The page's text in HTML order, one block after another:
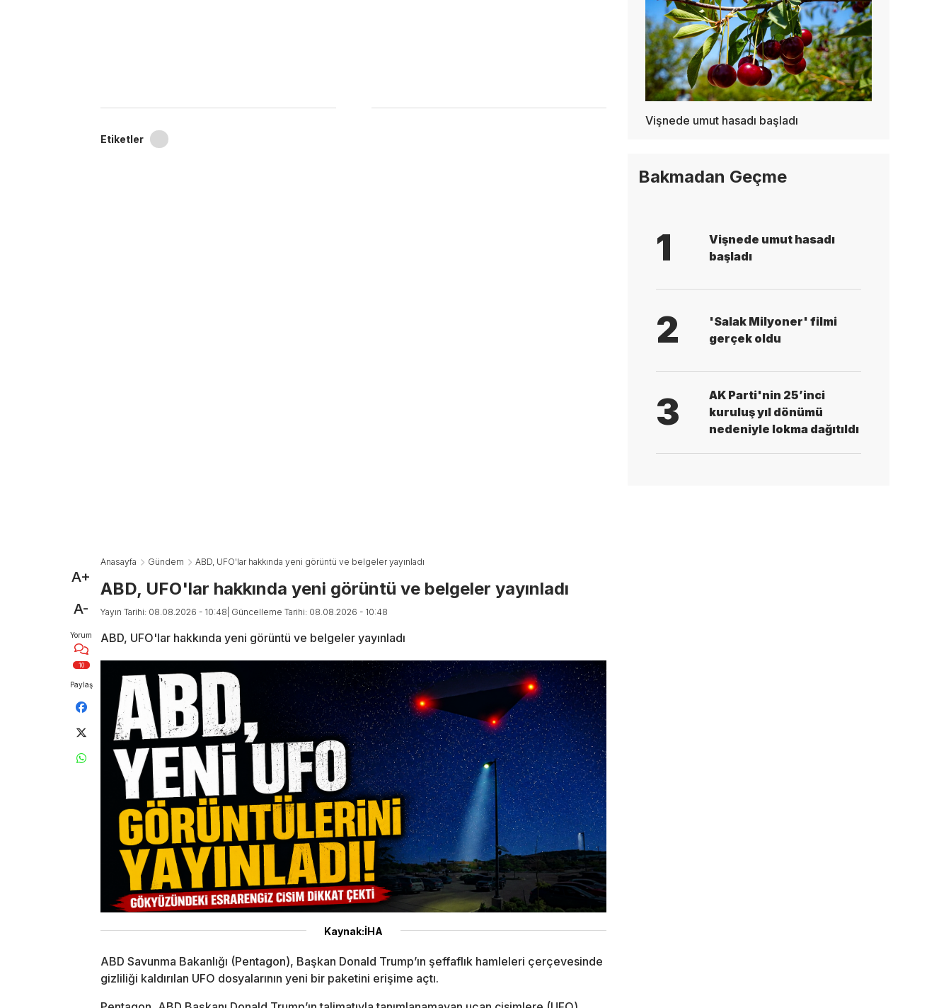
Etiketler
A+
A-
Yorum
10
Paylaş
Anasayfa Gündem ABD, UFO'lar hakkında yeni görüntü ve belgeler yayınladı
ABD, UFO'lar hakkında yeni görüntü ve belgeler yayınladı
Yayın Tarihi: 08.08.2026 - 10:48 | Güncelleme Tarihi: 08.08.2026 - 10:48
ABD, UFO'lar hakkında yeni görüntü ve belgeler yayınladı
Kaynak:İHA
ABD Savunma Bakanlığı (Pentagon), Başkan Donald Trump’ın şeffaflık hamleleri çerçevesinde
gizliliği kaldırılan UFO dosyalarının yeni bir paketini erişime açtı.
Vişnede umut hasadı başladı
Bakmadan Geçme
1
Vişnede umut hasadı
başladı
2
'Salak Milyoner' filmi
gerçek oldu
3
AK Parti'nin 25’inci
kuruluş yıl dönümü
nedeniyle lokma dağıtıldı